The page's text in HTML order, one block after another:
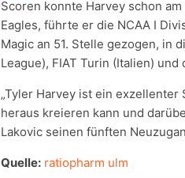
Scoren konnte Harvey schon
Eagles, führte er die NCAA I
Magic an 51. Stelle gezogen, in
League), FIAT Turin (Italien)
„Tyler Harvey ist ein
heraus kreieren kann und
Lakovic seinen fünften
Quelle: ratiopharm ulm